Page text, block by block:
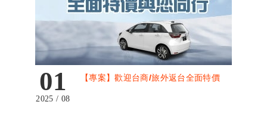
01
2025 / 08
【專案】歡迎台商/旅外返台全面特價